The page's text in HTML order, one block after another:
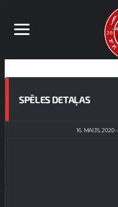
SPĒLES DETAĻAS
16. MAIJS, 2020